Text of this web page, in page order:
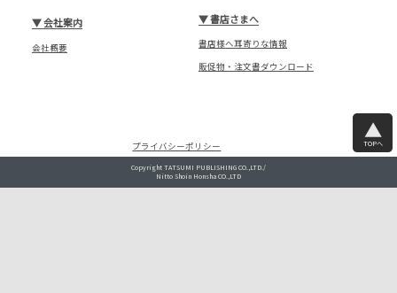
▼書店さまへ
書店様へ耳寄りな情報
販促物・注文書ダウンロード
▼会社案内
会社概要
プライバシーポリシー TOPへ
Copyright TATSUMI PUBLISHING CO.,LTD./
Nitto Shoin Honsha CO.,LTD